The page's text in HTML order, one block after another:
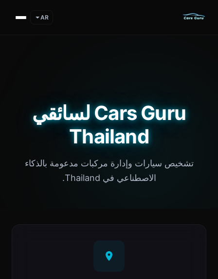
AR
Cars Guru لسائقي
Thailand
تشخيص سيارات وإدارة مركبات مدعومة بالذكاء
الاصطناعي في Thailand.